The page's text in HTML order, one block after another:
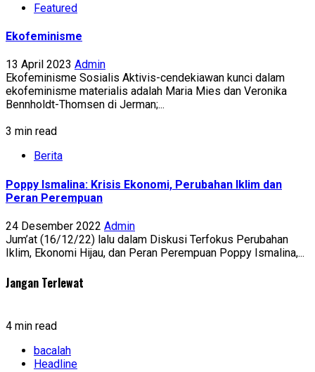
Featured
Ekofeminisme
13 April 2023 Admin
Ekofeminisme Sosialis Aktivis-cendekiawan kunci dalam
ekofeminisme materialis adalah Maria Mies dan Veronika
Bennholdt-Thomsen di Jerman;...
3 min read
Berita
Poppy Ismalina: Krisis Ekonomi, Perubahan Iklim dan
Peran Perempuan
24 Desember 2022 Admin
Jum’at (16/12/22) lalu dalam Diskusi Terfokus Perubahan
Iklim, Ekonomi Hijau, dan Peran Perempuan Poppy Ismalina,...
Jangan Terlewat
4 min read
bacalah
Headline